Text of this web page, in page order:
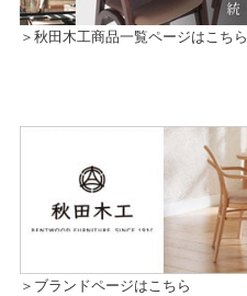
＞秋田木工商品一覧ページはこちら
＞ブランドページはこちら